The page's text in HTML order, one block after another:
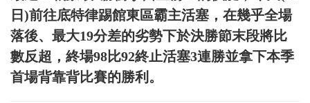
日)前往底特律踢館東區霸主活塞，在幾乎全場
落後、最大19分差的劣勢下於決勝節末段將比
數反超，終場98比92終止活塞3連勝並拿下本季
首場背靠背比賽的勝利。